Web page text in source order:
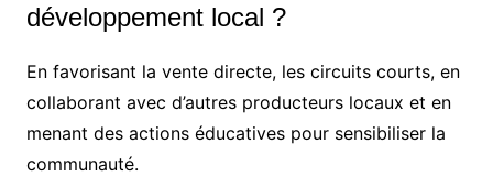
développement local ?
En favorisant la vente directe, les circuits courts, en
collaborant avec d’autres producteurs locaux et en
menant des actions éducatives pour sensibiliser la
communauté.